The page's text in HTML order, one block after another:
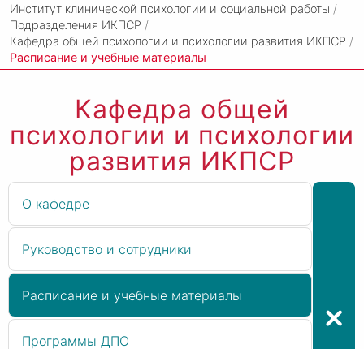
Институт клинической психологии и социальной работы /
Подразделения ИКПСР /
Кафедра общей психологии и психологии развития ИКПСР /
Расписание и учебные материалы
Кафедра общей
психологии и психологии
развития ИКПСР
О кафедре
Руководство и сотрудники
Расписание и учебные материалы
Программы ДПО